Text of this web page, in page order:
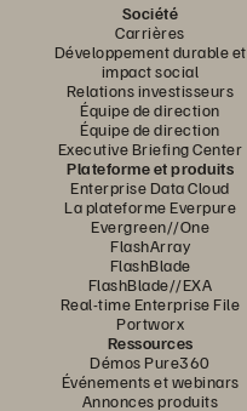
Société
Carrières
Développement durable et
impact social
Relations investisseurs
Équipe de direction
Équipe de direction
Executive Briefing Center
Plateforme et produits
Enterprise Data Cloud
La plateforme Everpure
Evergreen//One
FlashArray
FlashBlade
FlashBlade//EXA
Real-time Enterprise File
Portworx
Ressources
Démos Pure360
Événements et webinars
Annonces produits